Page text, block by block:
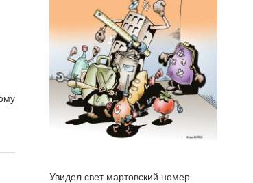
Увидел свет мартовский номер